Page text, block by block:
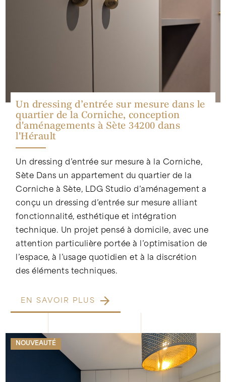
Un dressing d’entrée sur mesure dans le
quartier de la Corniche, conception
d'aménagements à Sète 34200 dans
l'Hérault
Un dressing d’entrée sur mesure à la Corniche,
Sète Dans un appartement du quartier de la
Corniche à Sète, LDG Studio d’aménagement a
conçu un dressing d’entrée sur mesure alliant
fonctionnalité, esthétique et intégration
technique. Un projet pensé à domicile, avec une
attention particulière portée à l’optimisation de
l’espace, à l’usage quotidien et à la discrétion
des éléments techniques.
EN SAVOIR PLUS
NOUVEAUTÉ